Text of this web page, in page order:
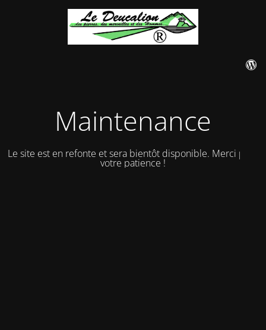
Maintenance
Le site est en refonte et sera bientôt disponible. Merci pour
votre patience !